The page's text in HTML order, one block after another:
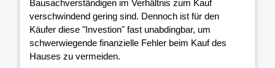
Bausachverständigen im Verhältnis zum Kauf
verschwindend gering sind. Dennoch ist für den
Käufer diese "Investion" fast unabdingbar, um
schwerwiegende finanzielle Fehler beim Kauf des
Hauses zu vermeiden.